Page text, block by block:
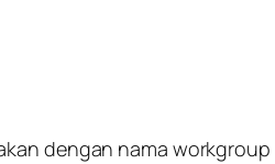
dengan nama